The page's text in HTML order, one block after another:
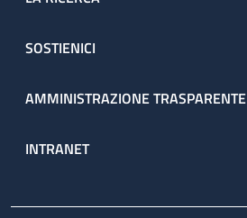
SOSTIENICI
AMMINISTRAZIONE TRASPARENTE
INTRANET